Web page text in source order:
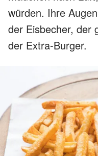
würden. Ihre
der Eisbecher, der
der Extra-Burger.